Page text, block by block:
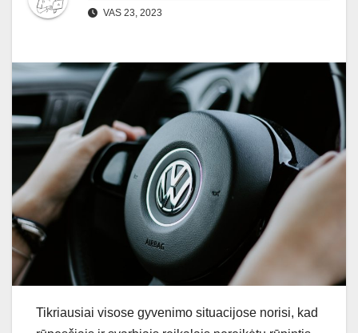
VAS 23, 2023
Tikriausiai visose gyvenimo situacijose norisi, kad